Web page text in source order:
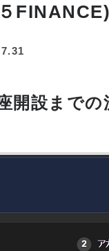
開設までの